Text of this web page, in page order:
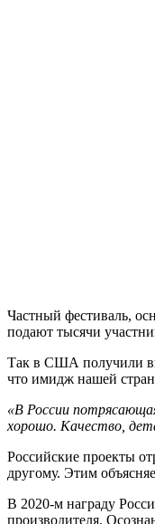
Частный фестиваль,
подают тысячи
Так в США получили
что имидж нашей
«В России
хорошо. Качество,
Российские проекты
другому. Этим
В 2020-м награду
производителя.